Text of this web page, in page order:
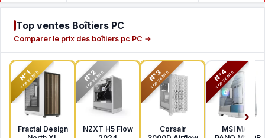
Top ventes Boîtiers PC
Comparer le prix des boîtiers pc PC →
N°1
TOP VENTE
Fractal Design
N°2
TOP VENTE
NZXT H5 Flow
N°3
TOP VENTE
Corsair
N°4
TOP VENTE
MSI MAG